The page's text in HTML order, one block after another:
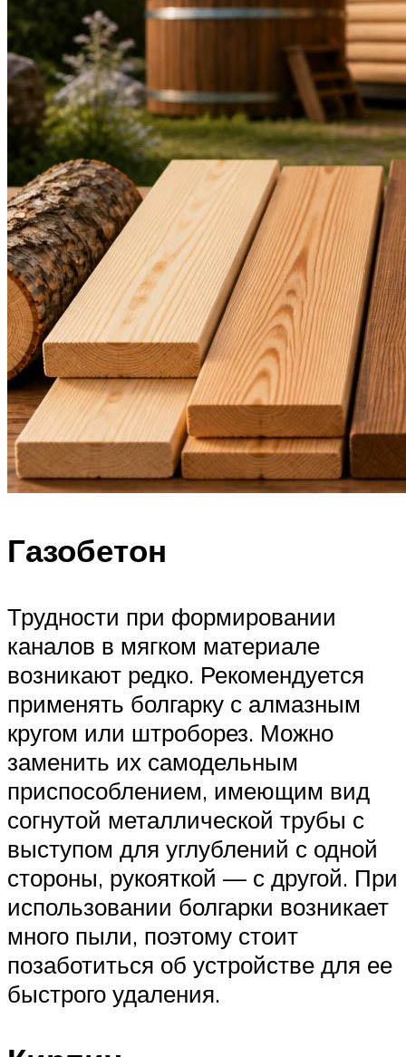
Газобетон
Трудности при формировании
каналов в мягком материале
возникают редко. Рекомендуется
применять болгарку с алмазным
кругом или штроборез. Можно
заменить их самодельным
приспособлением, имеющим вид
согнутой металлической трубы с
выступом для углублений с одной
стороны, рукояткой — с другой. При
использовании болгарки возникает
много пыли, поэтому стоит
позаботиться об устройстве для ее
быстрого удаления.